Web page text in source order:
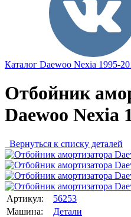
Каталог Daewoo Nexia 1995-
Отбойник
Daewoo Nexia
Вернуться к списку деталей
Артикул:
56253
Машина:
Детали